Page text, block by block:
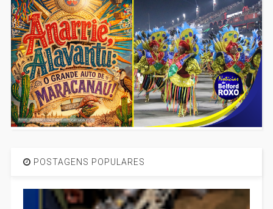
POSTAGENS POPULARES